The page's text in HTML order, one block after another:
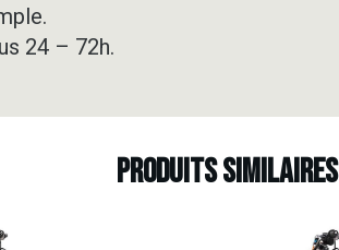
24 – 72h.
Produits similaires